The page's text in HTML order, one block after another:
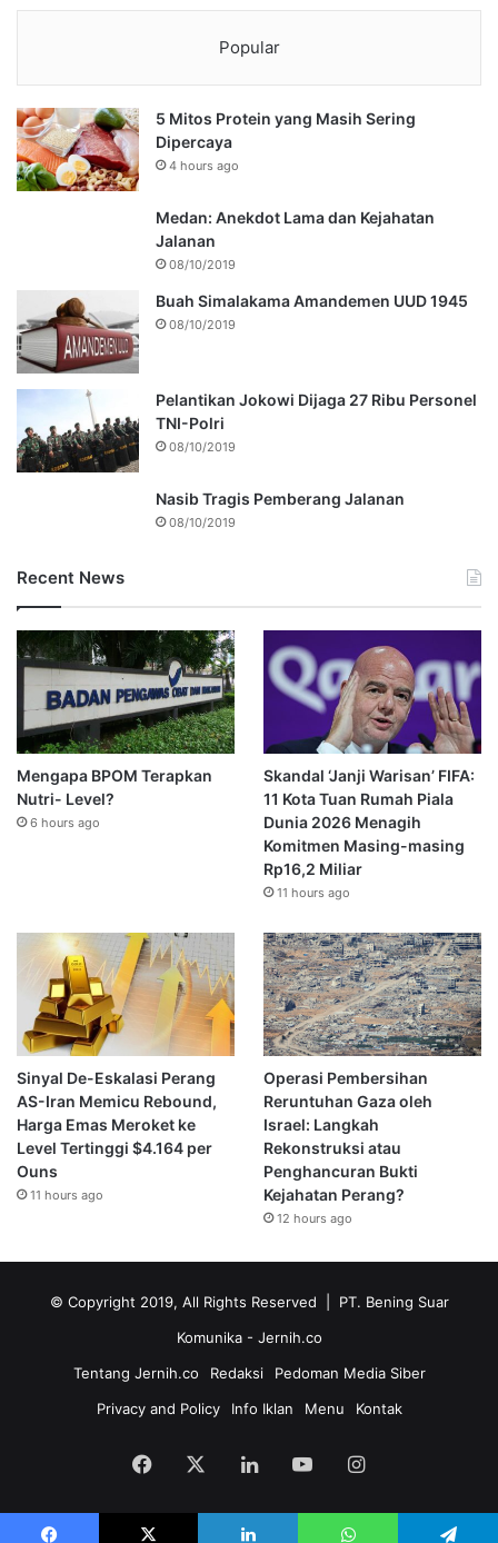
Popular
5 Mitos Protein yang Masih Sering
Dipercaya
4 hours ago
Medan: Anekdot Lama dan Kejahatan
Jalanan
08/10/2019
Buah Simalakama Amandemen UUD 1945
08/10/2019
Pelantikan Jokowi Dijaga 27 Ribu Personel
TNI-Polri
08/10/2019
Nasib Tragis Pemberang Jalanan
08/10/2019
Recent News
Mengapa BPOM Terapkan
Nutri- Level?
6 hours ago
Skandal ‘Janji Warisan’ FIFA:
11 Kota Tuan Rumah Piala
Dunia 2026 Menagih
Komitmen Masing-masing
Rp16,2 Miliar
11 hours ago
Sinyal De-Eskalasi Perang
AS-Iran Memicu Rebound,
Harga Emas Meroket ke
Level Tertinggi $4.164 per
Ouns
11 hours ago
Operasi Pembersihan
Reruntuhan Gaza oleh
Israel: Langkah
Rekonstruksi atau
Penghancuran Bukti
Kejahatan Perang?
12 hours ago
© Copyright 2019, All Rights Reserved | PT. Bening Suar
Komunika - Jernih.co
Tentang Jernih.co
Redaksi
Pedoman Media Siber
Privacy and Policy
Info Iklan Menu Kontak
Facebook LinkedInYouTubeInstagram